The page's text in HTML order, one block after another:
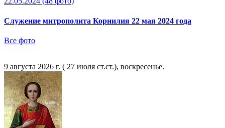
Служение митрополита Корнилия 22 мая 2024 года
Все фото
9 августа 2026 г. ( 27 июля ст.ст.), воскресенье.